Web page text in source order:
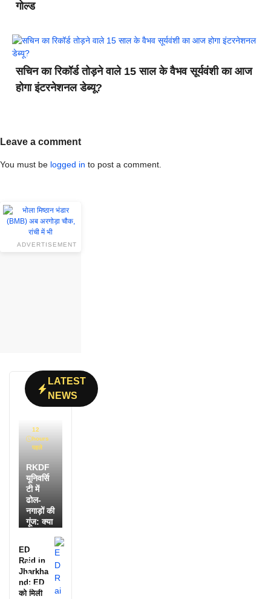
गोल्ड
सचिन का रिकॉर्ड तोड़ने वाले 15 साल के वैभव सूर्यवंशी का आज
होगा इंटरनेशनल डेब्यू?
Leave a comment
You must be logged in to post a comment.
ADVERTISEMENT
LATEST
NEWS
12
hours
पहले
RKDF
यूनिवर्सि
टी में
ढोल-
नगाड़ों की
गूंज: क्या
आदिवासी
दिवस की
ये
झलक?
ED
Raid in
Jharkha
nd: ED
को मिली